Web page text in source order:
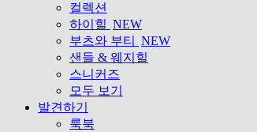
컬렉션
하이힐 NEW
부츠와 부티
NEW
샌들 & 웨지힐
스니커즈
모두 보기
발견하기
룩북